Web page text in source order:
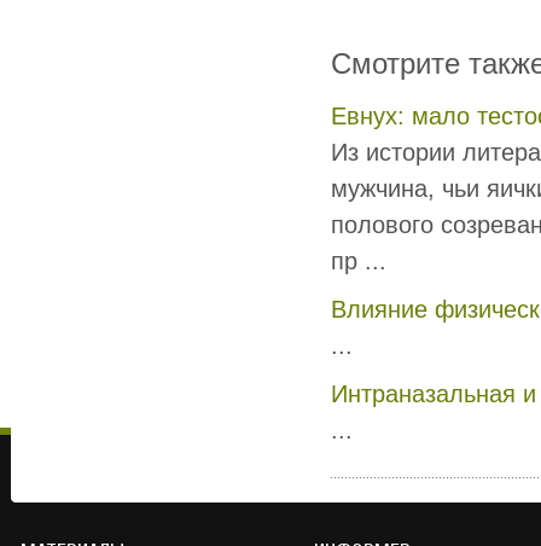
Смотрите
Евнух: мало
Из истории
мужчина, чьи
полового
пр ...
Влияние
...
Интраназальная
...